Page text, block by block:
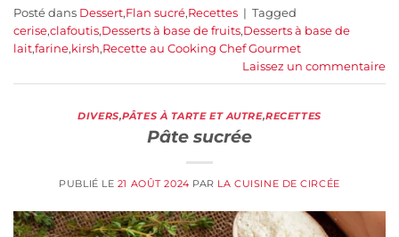
Posté dans Dessert,Flan sucré,Recettes | Tagged
cerise,clafoutis,Desserts à base de fruits,Desserts à base de
lait,farine,kirsh,Recette au Cooking Chef Gourmet
Laissez un commentaire
DIVERS,PÂTES À TARTE ET AUTRE,RECETTES
Pâte sucrée
PUBLIÉ LE 21 AOÛT 2024 PAR LA CUISINE DE CIRCÉE